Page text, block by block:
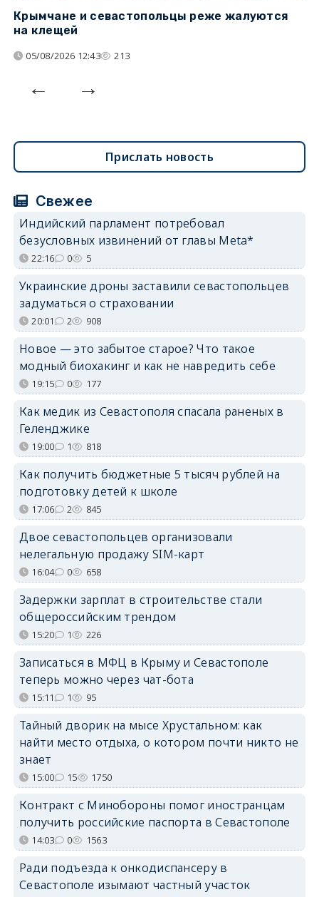
Крымчане и севастопольцы реже жалуются
на клещей
05/08/2026 12:43 213
Прислать новость
Свежее
Индийский парламент потребовал
безусловных извинений от главы Meta*
22:16 0 5
Украинские дроны заставили севастопольцев
задуматься о страховании
20:01 2 908
Новое — это забытое старое? Что такое
модный биохакинг и как не навредить себе
19:15 0 177
Как медик из Севастополя спасала раненых в
Геленджике
19:00 1 818
Как получить бюджетные 5 тысяч рублей на
подготовку детей к школе
17:06 2 845
Двое севастопольцев организовали
нелегальную продажу SIM-карт
16:04 0 658
Задержки зарплат в строительстве стали
общероссийским трендом
15:20 1 226
Записаться в МФЦ в Крыму и Севастополе
теперь можно через чат-бота
15:11 1 95
Тайный дворик на мысе Хрустальном: как
найти место отдыха, о котором почти никто не
знает
15:00 15 1750
Контракт с Минобороны помог иностранцам
получить российские паспорта в Севастополе
14:03 0 1563
Ради подъезда к онкодиспансеру в
Севастополе изымают частный участок